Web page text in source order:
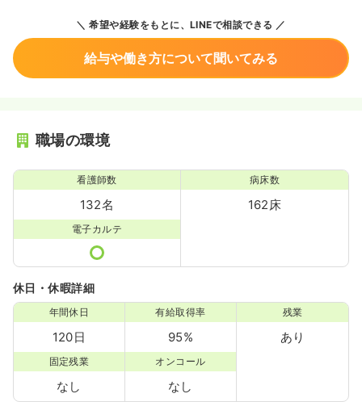
希望や経験をもとに、LINEで相談できる
給与や働き方について聞いてみる
職場の環境
看護師数
132名
病床数
162床
電子カルテ
休日・休暇詳細
年間休日
120日
有給取得率
95%
残業
あり
固定残業
なし
オンコール
なし